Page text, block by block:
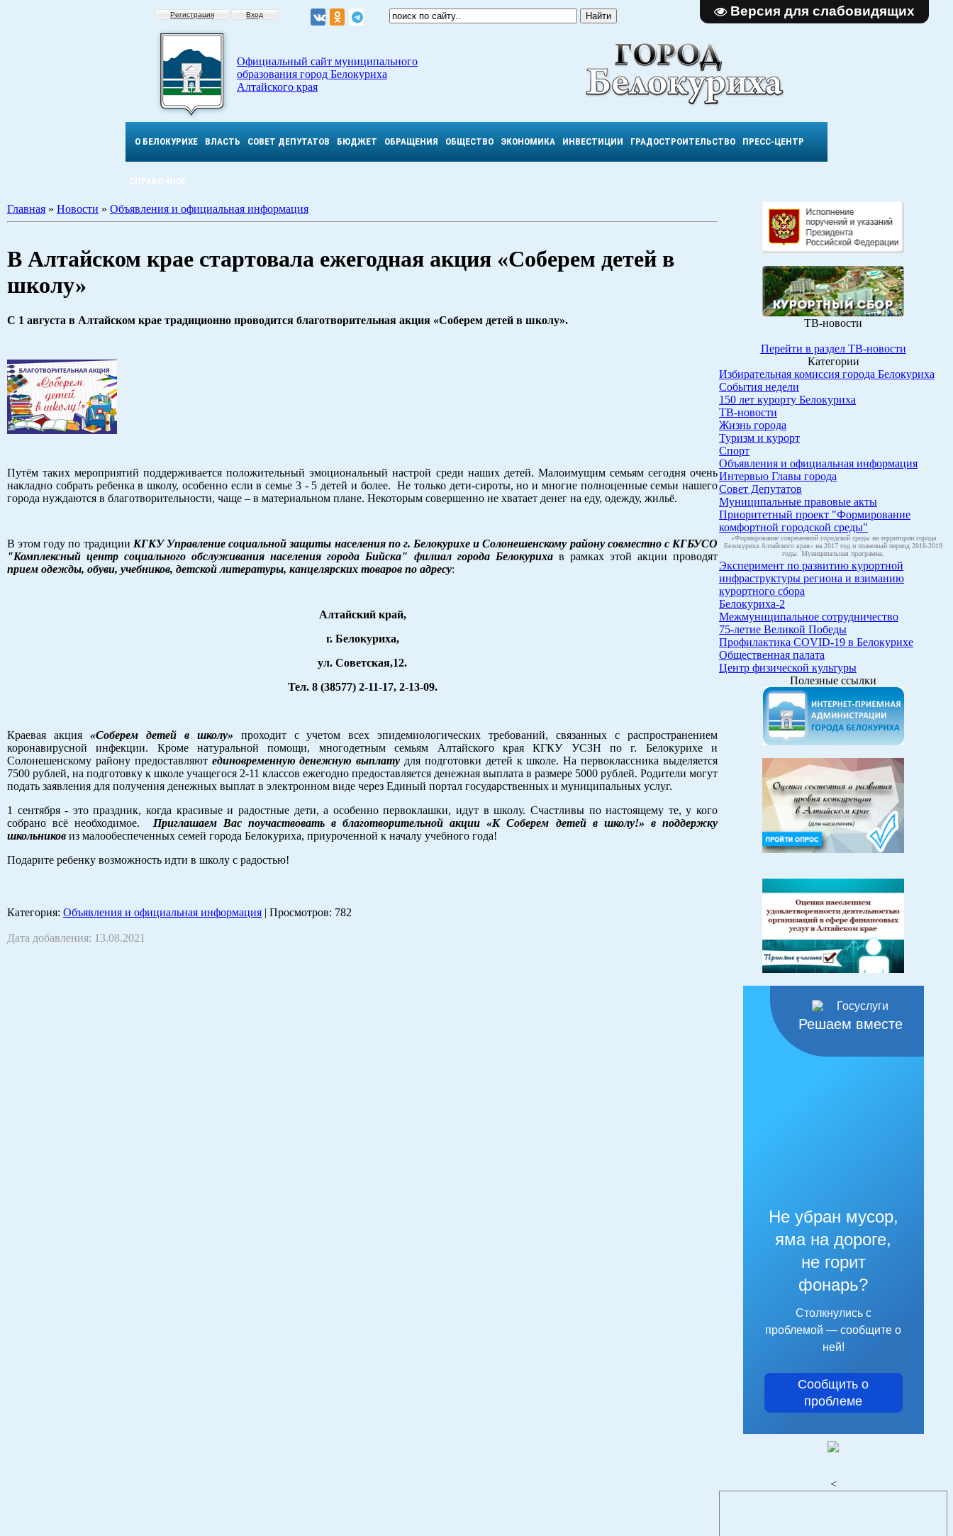
Версия для слабовидящих
Регистрация Вход
Официальный сайт муниципального
образования город Белокуриха
Алтайского края
О БЕЛОКУРИХЕ ВЛАСТЬ СОВЕТ ДЕПУТАТОВ БЮДЖЕТ ОБРАЩЕНИЯ ОБЩЕСТВО ЭКОНОМИКА ИНВЕСТИЦИИ ГРАДОСТРОИТЕЛЬСТВО ПРЕСС-ЦЕНТР
СПРАВОЧНОЕ
Главная » Новости » Объявления и официальная информация
В Алтайском крае стартовала ежегодная акция «Соберем детей в
школу»
С 1 августа в Алтайском крае традиционно проводится благотворительная акция «Соберем детей в школу».
Путём таких мероприятий поддерживается положительный эмоциональный настрой среди наших детей. Малоимущим семьям сегодня очень
накладно собрать ребенка в школу, особенно если в семье 3 - 5 детей и более. Не только дети-сироты, но и многие полноценные семьи нашего
города нуждаются в благотворительности, чаще – в материальном плане. Некоторым совершенно не хватает денег на еду, одежду, жильё.
В этом году по традиции КГКУ Управление социальной защиты населения по г. Белокурихе и Солонешенскому району совместно с КГБУСО
"Комплексный центр социального обслуживания населения города Бийска" филиал города Белокуриха в рамках этой акции проводят
прием одежды, обуви, учебников, детской литературы, канцелярских товаров по адресу:
Алтайский край,
г. Белокуриха,
ул. Советская,12.
Тел. 8 (38577) 2-11-17, 2-13-09.
Краевая акция «Соберем детей в школу» проходит с учетом всех эпидемиологических требований, связанных с распространением
коронавирусной инфекции. Кроме натуральной помощи, многодетным семьям Алтайского края КГКУ УСЗН по г. Белокурихе и
Солонешенскому району предоставляют единовременную денежную выплату для подготовки детей к школе. На первоклассника выделяется
7500 рублей, на подготовку к школе учащегося 2-11 классов ежегодно предоставляется денежная выплата в размере 5000 рублей. Родители могут
подать заявления для получения денежных выплат в электронном виде через Единый портал государственных и муниципальных услуг.
1 сентября - это праздник, когда красивые и радостные дети, а особенно первоклашки, идут в школу. Счастливы по настоящему те, у кого
собрано всё необходимое. Приглашаем Вас поучаствовать в благотворительной акции «К Соберем детей в школу!» в поддержку
школьников из малообеспеченных семей города Белокуриха, приуроченной к началу учебного года!
Подарите ребенку возможность идти в школу с радостью!
Категория: Объявления и официальная информация | Просмотров: 782
Дата добавления: 13.08.2021
ТВ-новости
Перейти в раздел ТВ-новости
Категории
Избирательная комиссия города Белокуриха
События недели
150 лет курорту Белокуриха
ТВ-новости
Жизнь города
Туризм и курорт
Спорт
Объявления и официальная информация
Интервью Главы города
Совет Депутатов
Муниципальные правовые акты
Приоритетный проект "Формирование
комфортной городской среды"
«Формирование современной городской среды на территории города
Белокуриха Алтайского края» на 2017 год и плановый период 2018-2019
годы. Муниципальная программа.
Эксперимент по развитию курортной
инфраструктуры региона и взиманию
курортного сбора
Белокуриха-2
Межмуниципальное сотрудничество
75-летие Великой Победы
Профилактика COVID-19 в Белокурихе
Общественная палата
Центр физической культуры
Полезные ссылки
Решаем вместе
Не убран мусор,
яма на дороге,
не горит
фонарь?
Столкнулись с
проблемой — сообщите о
ней!
Сообщить о
проблеме
<